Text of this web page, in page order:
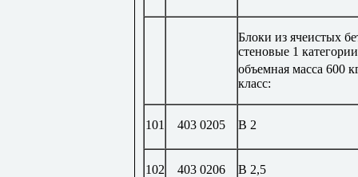
Блоки из ячеистых
стеновые 1
объемная масса 600
класс:
101 403 0205 В 2
102 403 0206 В 2,5